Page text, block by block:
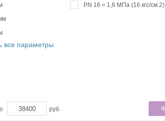
руб.
все параметры
PN 16 = 1,6 МПа (16 кгс/см 2)